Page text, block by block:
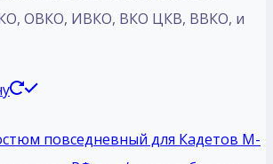
ОВКО, ИВКО, ВКО ЦКВ, ВВКО, и